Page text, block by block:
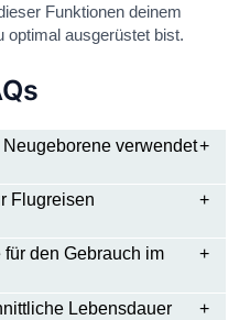
Funktionen deinem
optimal ausgerüstet bist.
verwendet
Flugreisen
den Gebrauch im
Lebensdauer